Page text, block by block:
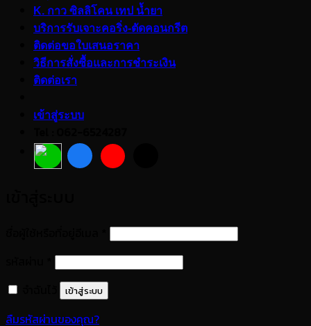
K. กาว ซิลลิโคน เทป น้ำยา
บริการรับเจาะคอริ่ง-ตัดคอนกรีต
ติดต่อขอใบเสนอราคา
วิธีการสั่งซื้อและการชำระเงิน
ติดต่อเรา
เข้าสู่ระบบ
ต้องการ
ต้องการ
เข้าสู่ระบบ
ลืมรหัสผ่านของคุณ?